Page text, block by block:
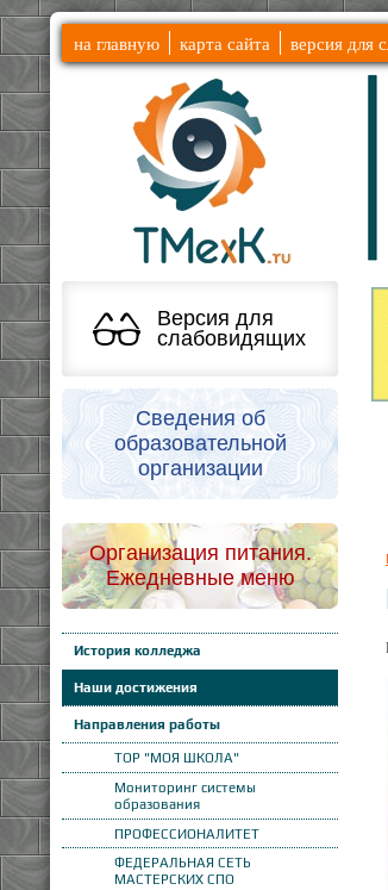
на главную карта сайта версия для
Версия для
слабовидящих
Сведения об
образовательной
организации
Организация питания.
Ежедневные меню
История колледжа
Наши достижения
Направления работы
ТОР "МОЯ ШКОЛА"
Мониторинг системы
образования
ПРОФЕССИОНАЛИТЕТ
ФЕДЕРАЛЬНАЯ СЕТЬ
МАСТЕРСКИХ СПО